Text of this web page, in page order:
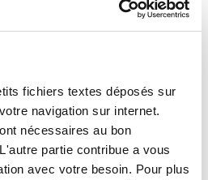
fichiers textes déposés sur
navigation sur internet.
nécessaires au bon
partie contribue a vous
avec votre besoin. Pour plus
répartiteur de chaudière